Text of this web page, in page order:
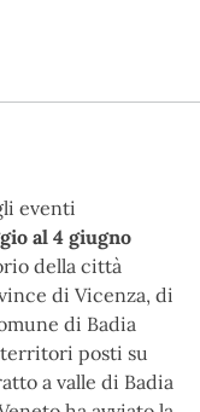
eventi
al 4 giugno
della città
di Vicenza, di
di Badia
posti su
a valle di Badia